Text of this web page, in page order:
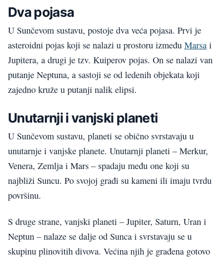
Dva pojasa
U Sunčevom sustavu, postoje dva veća pojasa. Prvi je
asteroidni pojas koji se nalazi u prostoru između Marsa i
Jupitera, a drugi je tzv. Kuiperov pojas. On se nalazi van
putanje Neptuna, a sastoji se od ledenih objekata koji
zajedno kruže u putanji nalik elipsi.
Unutarnjiivanjski planeti
U Sunčevom sustavu, planeti se obično svrstavaju u
unutarnje i vanjske planete. Unutarnji planeti –Merkur,
Venera, Zemlja i Mars – spadaju među one koji su
najbliži Suncu. Po svojoj građi su kameni ili imaju tvrdu
površinu.
S druge strane, vanjski planeti – Jupiter, Saturn, Uran i
Neptun – nalaze se dalje od Sunca i svrstavaju se u
skupinu plinovitih divova. Većina njih je građena gotovo